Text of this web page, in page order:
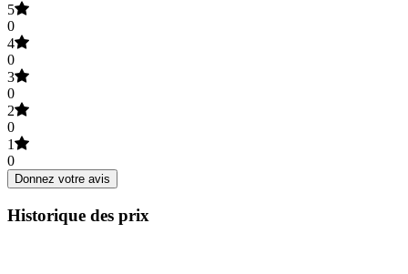
5
0
4
0
3
0
2
0
1
0
Donnez votre avis
Historique des prix